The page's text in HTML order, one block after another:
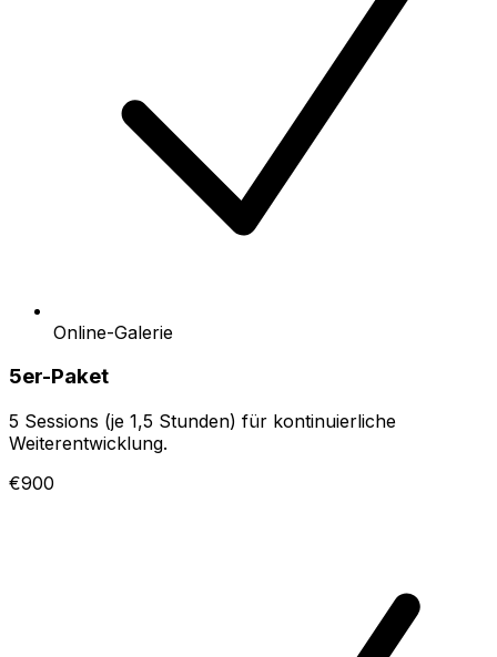
Online-Galerie
5er-Paket
5 Sessions (je 1,5 Stunden) für kontinuierliche
Weiterentwicklung.
€900